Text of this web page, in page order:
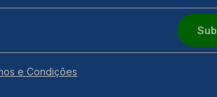
e Condições